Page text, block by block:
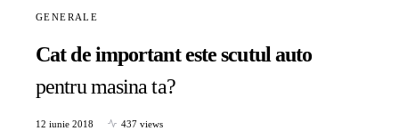
GENERALE
Cat de important este scutul auto
pentru masina ta?
12 iunie 2018 437 views